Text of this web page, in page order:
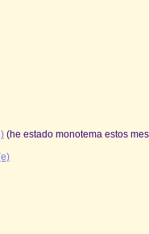
(he estado monotema estos